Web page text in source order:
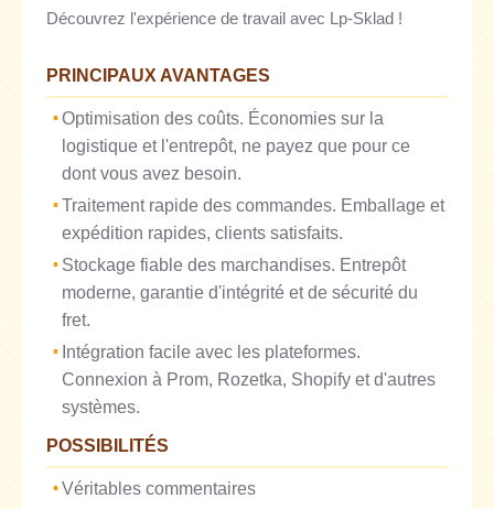
Découvrez l'expérience de travail avec Lp-Sklad !
PRINCIPAUX AVANTAGES
Optimisation des coûts. Économies sur la
logistique et l'entrepôt, ne payez que pour ce
dont vous avez besoin.
Traitement rapide des commandes. Emballage et
expédition rapides, clients satisfaits.
Stockage fiable des marchandises. Entrepôt
moderne, garantie d'intégrité et de sécurité du
fret.
Intégration facile avec les plateformes.
Connexion à Prom, Rozetka, Shopify et d'autres
systèmes.
POSSIBILITÉS
Véritables commentaires